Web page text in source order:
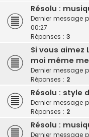
Résolu :
Dernier message
00:27
Réponses : 3
Si vous aimez
moi même
Dernier message
Réponses : 2
Résolu : style
Dernier message
Réponses : 2
Résolu :
Dernier message